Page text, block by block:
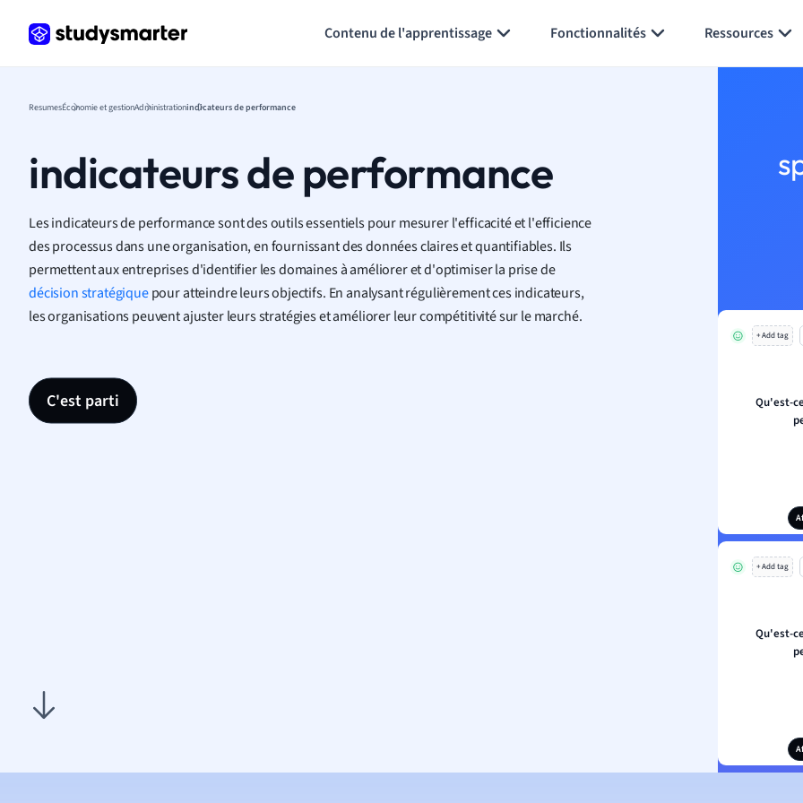
Contenu de l'apprentissage Fonctionnalités Ressources
ResumesÉconomie et gestionAdministrationindicateurs de performance
indicateurs de performance
Les indicateurs de performance sont des outils essentiels pour mesurer l'efficacité et l'efficience
des processus dans une organisation, en fournissant des données claires et quantifiables. Ils
permettent aux entreprises d'identifier les domaines à améliorer et d'optimiser la prise de
décision stratégiquepour atteindre leurs objectifs. En analysant régulièrement ces indicateurs,
les organisations peuvent ajuster leurs stratégies et améliorer leur compétitivité sur le marché.
C'est parti
+ Add tag
Qu'est-
+ Add tag
Qu'est-